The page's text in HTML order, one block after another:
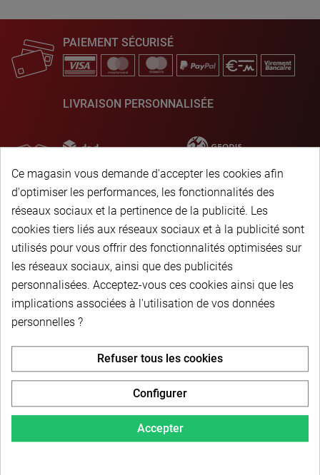
PAIEMENT SÉCURISÉ
LIVRAISON PERSONNALISÉE
Newsletter
Pour recevoir notre
newsletter, nous vous
invitons à créer votre espace
client (cliquez sur « Compte »
en haut à droite de la page) et
cliquer sur « oui » pour vous
Ce magasin vous demande d'accepter les cookies afin
d'optimiser les performances, les fonctionnalités des
réseaux sociaux et la pertinence de la publicité. Les
cookies tiers liés aux réseaux sociaux et à la publicité sont
utilisés pour vous offrir des fonctionnalités optimisées sur
les réseaux sociaux, ainsi que des publicités
personnalisées. Acceptez-vous ces cookies ainsi que les
implications associées à l'utilisation de vos données
personnelles ?
Accepter
Refuser tous les cookies
Configurer